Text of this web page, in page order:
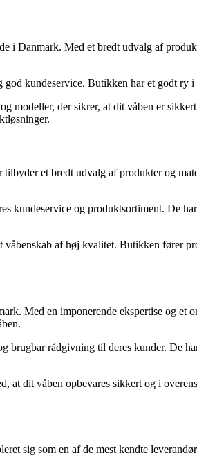
i Danmark. Med et bredt udvalg af
god kundeservice. Butikken har et godt
modeller, der sikrer, at dit våben er
et bredt udvalg af produkter og
kundeservice og produktsortiment. De
af høj kvalitet. Butikken fører
Med en imponerende ekspertise og
brugbar rådgivning til deres kunder. De
at dit våben opbevares sikkert og i
sig som en af de mest kendte